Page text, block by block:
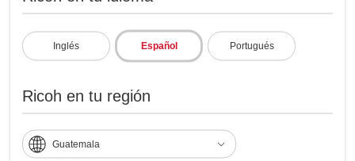
Inglés Español Portugués
Ricoh en tu región
Guatemala
dispuesto en esta Política, Ricoh no venderá,
alquilará o arrendará su Información Personal a
Ricoh puede utilizar tu Información Personal para:
(i) responder a las solicitudes de información
debidamente aprobadas por las autoridades
gubernamentales; (ii) cumplir con cualquier ley,